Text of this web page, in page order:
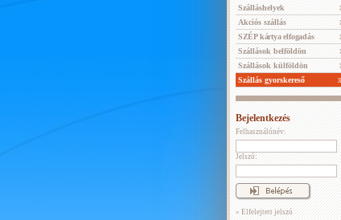
Szálláshelyek
Akciós szállás
SZÉP kártya elfogadás
Szállások belföldön
Szállások külföldön
Szállás gyorskereső
Bejelentkezés
Felhasználónév:
Jelszó:
» Elfelejtett jelszó